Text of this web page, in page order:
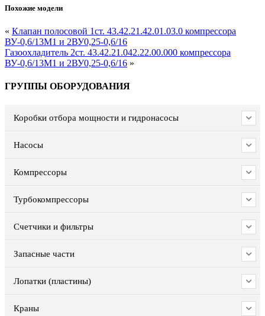
Похожие модели
« Клапан полосовой 1ст. 43.42.21.42.01.03.0 компрессора
ВУ-0,6/13М1 и 2ВУ0,25-0,6/16
Газоохладитель 2ст. 43.42.21.042.22.00.000 компрессора
ВУ-0,6/13М1 и 2ВУ0,25-0,6/16 »
ГРУППЫ ОБОРУДОВАНИЯ
Коробки отбора мощности и гидронасосы
Насосы
Компрессоры
Турбокомпрессоры
Счетчики и фильтры
Запасные части
Лопатки (пластины)
Краны